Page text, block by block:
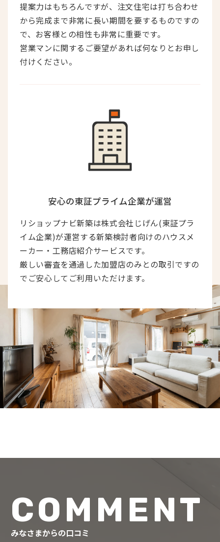
提案力はもちろんですが、注文住宅は打ち合わせ
から完成まで非常に長い期間を要するものですの
で、お客様との相性も非常に重要です。
営業マンに関するご要望があれば何なりとお申し
付けください。
安心の東証プライム企業が運営
リショップナビ新築は株式会社じげん(東証プラ
イム企業)が運営する新築検討者向けのハウスメ
ーカー・工務店紹介サービスです。
厳しい審査を通過した加盟店のみとの取引ですの
でご安心してご利用いただけます。
COMMENT
みなさまからの口コミ